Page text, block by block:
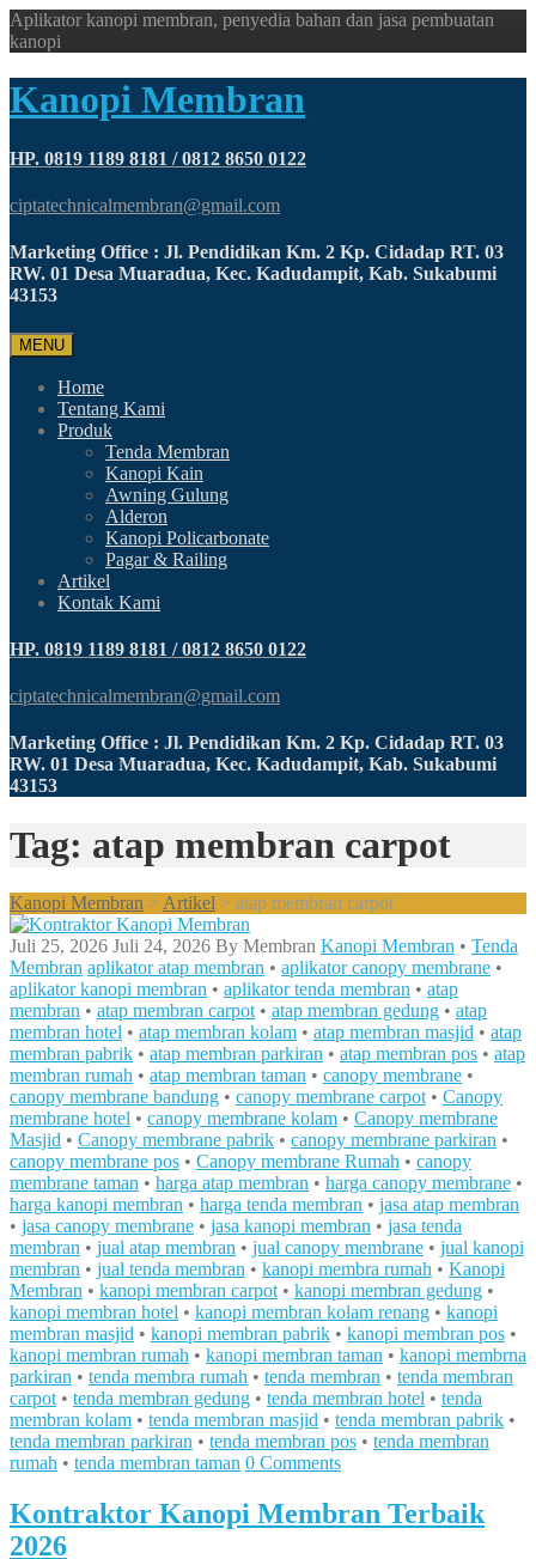
Aplikator kanopi membran, penyedia bahan dan jasa pembuatan
kanopi
Kanopi Membran
HP. 0819 1189 8181 / 0812 8650 0122
ciptatechnicalmembran@gmail.com
Marketing Office : Jl. Pendidikan Km. 2 Kp. Cidadap RT. 03
RW. 01 Desa Muaradua, Kec. Kadudampit, Kab. Sukabumi
43153
MENU
Home
Tentang Kami
Produk
Tenda Membran
Kanopi Kain
Awning Gulung
Alderon
Kanopi Policarbonate
Pagar & Railing
Artikel
Kontak Kami
HP. 0819 1189 8181 / 0812 8650 0122
ciptatechnicalmembran@gmail.com
Marketing Office : Jl. Pendidikan Km. 2 Kp. Cidadap RT. 03
RW. 01 Desa Muaradua, Kec. Kadudampit, Kab. Sukabumi
43153
Tag: atap membran carpot
Kanopi Membran > Artikel > atap membran carpot
Juli 25, 2026 Juli 24, 2026 By Membran Kanopi Membran • Tenda
Membran aplikator atap membran • aplikator canopy membrane •
aplikator kanopi membran • aplikator tenda membran • atap
membran • atap membran carpot • atap membran gedung • atap
membran hotel • atap membran kolam • atap membran masjid • atap
membran pabrik • atap membran parkiran • atap membran pos • atap
membran rumah • atap membran taman • canopy membrane •
canopy membrane bandung • canopy membrane carpot • Canopy
membrane hotel • canopy membrane kolam • Canopy membrane
Masjid • Canopy membrane pabrik • canopy membrane parkiran •
canopy membrane pos • Canopy membrane Rumah • canopy
membrane taman • harga atap membran • harga canopy membrane •
harga kanopi membran • harga tenda membran • jasa atap membran
• jasa canopy membrane • jasa kanopi membran • jasa tenda
membran • jual atap membran • jual canopy membrane • jual kanopi
membran • jual tenda membran • kanopi membra rumah • Kanopi
Membran • kanopi membran carpot • kanopi membran gedung •
kanopi membran hotel • kanopi membran kolam renang • kanopi
membran masjid • kanopi membran pabrik • kanopi membran pos •
kanopi membran rumah • kanopi membran taman • kanopi membrna
parkiran • tenda membra rumah • tenda membran • tenda membran
carpot • tenda membran gedung • tenda membran hotel • tenda
membran kolam • tenda membran masjid • tenda membran pabrik •
tenda membran parkiran • tenda membran pos • tenda membran
rumah • tenda membran taman 0 Comments
Kontraktor Kanopi Membran Terbaik
2026